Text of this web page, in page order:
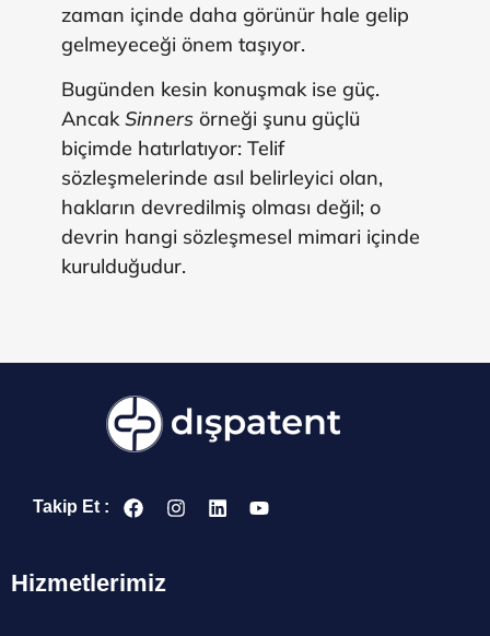
zaman içinde daha görünür hale gelip
gelmeyeceği önem taşıyor.
Bugünden kesin konuşmak ise güç.
AncakSinners örneği şunu güçlü
biçimde hatırlatıyor: Telif
sözleşmelerinde asıl belirleyici olan,
hakların devredilmiş olması değil; o
devrin hangi sözleşmesel mimari içinde
kurulduğudur.
Takip Et :
Hizmetlerimiz